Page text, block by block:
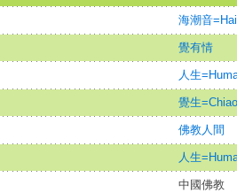
海潮音
覺有情
人生
覺生
佛教人間
人生
中國佛教